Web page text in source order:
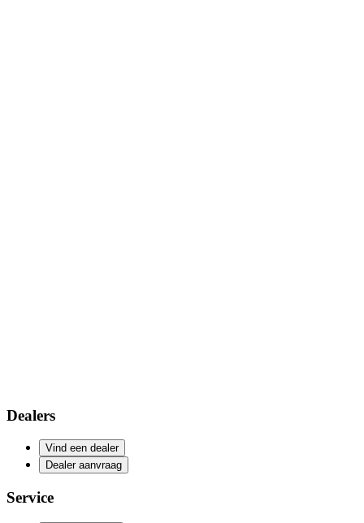
Dealers
Vind een dealer
Dealer aanvraag
Service